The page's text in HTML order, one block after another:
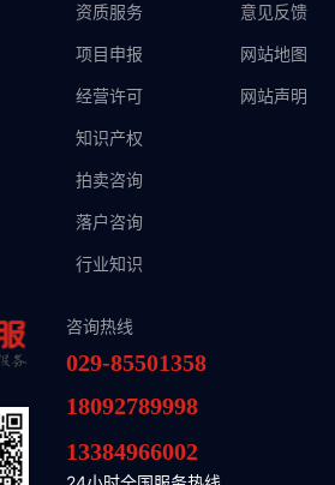
资质服务
项目申报
经营许可
知识产权
拍卖咨询
落户咨询
行业知识
意见反馈
网站地图
网站声明
咨询热线
029-85501358
18092789998
13384966002